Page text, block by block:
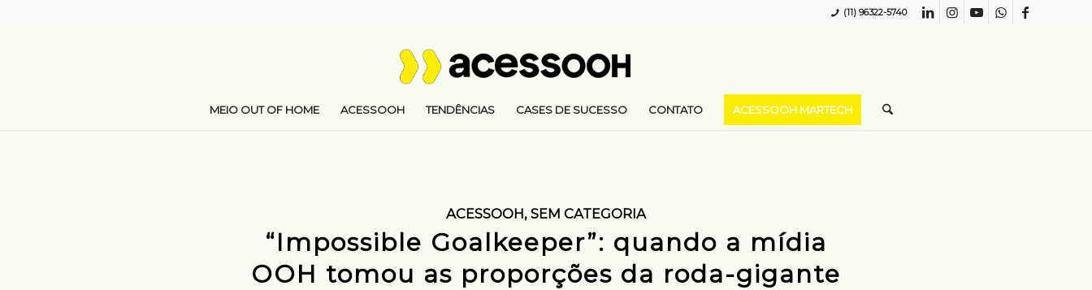
(11) 96322-5740
MEIO OUT OF HOME ACESSOOH TENDÊNCIAS CASES DE SUCESSO CONTATO ACESSOOH MARTECH
ACESSOOH, SEM CATEGORIA
“Impossible Goalkeeper”: quando a mídia
OOH tomou as proporções da roda-gigante